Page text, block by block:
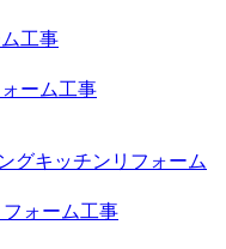
工事
ーム工事
グキッチンリフォーム
ォーム工事